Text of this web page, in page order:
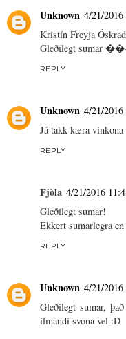
Unknown 4/21/
Kristín Freyja
Gleðilegt sumar
REPLY
Unknown 4/21/
Já takk kæra
REPLY
Fjòla 4/21/2016
Gleðilegt sumar!
Ekkert sumarlegra
REPLY
Unknown 4/21/
Gleðilegt sumar,
ilmandi svona vel :D